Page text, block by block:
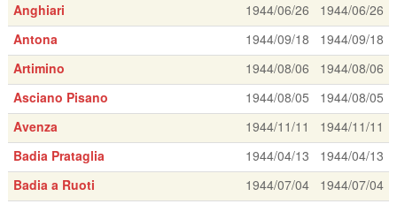
Anghiari
1944/06/26
1944/06/26
Antona
1944/09/18
1944/09/18
Artimino
1944/08/06
1944/08/06
Asciano Pisano
1944/08/05
1944/08/05
Avenza
1944/11/11
1944/11/11
Badia Prataglia
1944/04/13
1944/04/13
Badia a Ruoti
1944/07/04
1944/07/04